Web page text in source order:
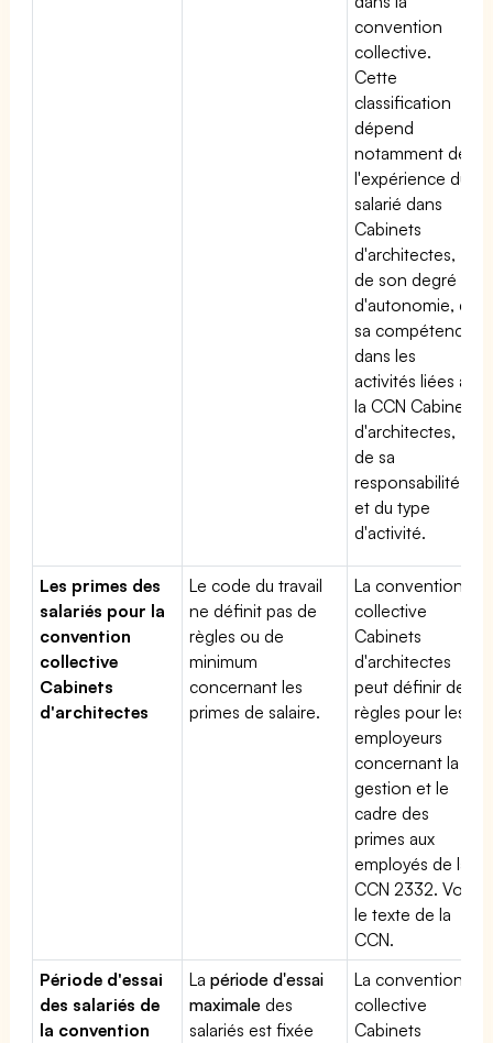
convention
collective.
Cette
classification
dépend
notamment de
l'expérience du
salarié dans
Cabinets
d'architectes,
de son degré
d'autonomie, de
sa compétence
dans les
activités liées à
la CCN Cabinets
d'architectes,
de sa
responsabilité
et du type
d'activité.
Les primes des
salariés pour la
convention
collective
Cabinets
d'architectes
Le code du travail
ne définit pas de
règles ou de
minimum
concernant les
primes de salaire.
La convention
collective
Cabinets
d'architectes
peut définir des
règles pour les
employeurs
concernant la
gestion et le
cadre des
primes aux
employés de la
CCN 2332. Voir
le texte de la
CCN.
Période d'essai
des salariés de
la convention
Lapériode d'essai
maximale des
salariés est fixée
La convention
collective
Cabinets